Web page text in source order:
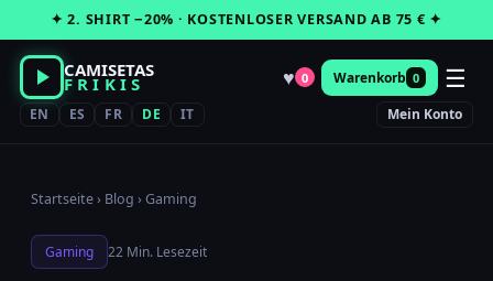
Inhalt
springen
✦ 2. SHIRT −20% · KOSTENLOSER VERSAND AB 75 € ✦
CAMISETAS
FRIKIS ♥ 0 Warenkorb 0 ☰
EN ES FR DE IT Mein Konto
Startseite› Blog ›Gaming
Gaming 22 Min. Lesezeit